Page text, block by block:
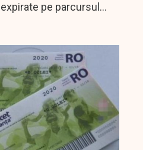
pe parcursul
2021? Pentru că nu